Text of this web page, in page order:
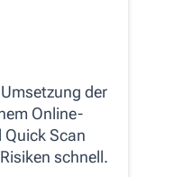
der
Online-
Quick Scan
schnell.